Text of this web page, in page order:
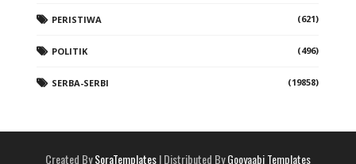
PERISTIWA (621)
POLITIK (496)
SERBA-SERBI (19858)
Created BySoraTemplates| Distributed ByGooyaabi Templates